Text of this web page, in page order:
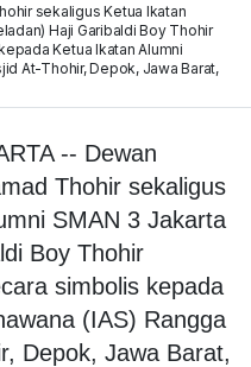
sekaligus Ketua Ikatan
Haji Garibaldi Boy Thohir
Ketua Ikatan Alumni
At-Thohir, Depok, Jawa Barat,
-- Dewan
Thohir sekaligus
SMAN 3 Jakarta
Boy Thohir
simbolis kepada
(IAS) Rangga
Depok, Jawa Barat,